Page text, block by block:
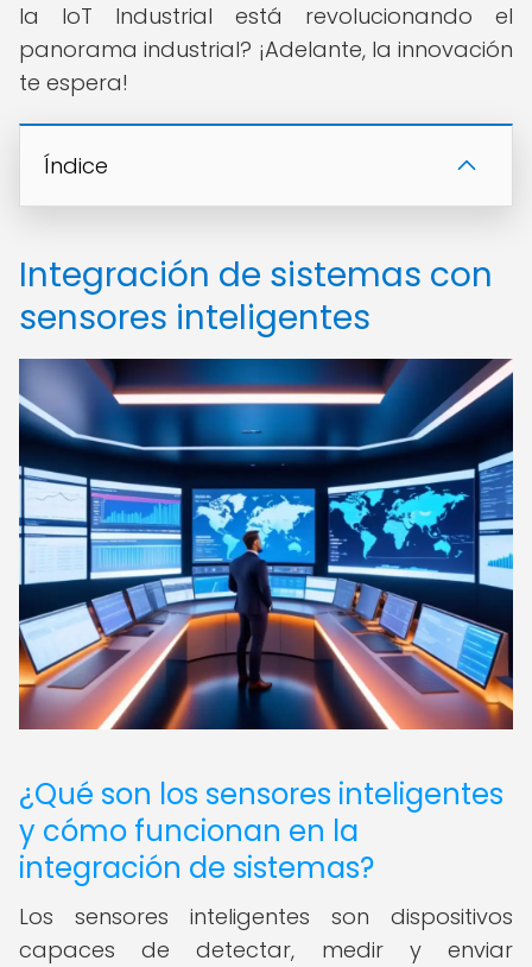
la IoT Industrial está revolucionando el
panorama industrial? ¡Adelante, la innovación
te espera!
Índice
Integración de sistemas con
sensores inteligentes
¿Qué son los sensores inteligentes
y cómo funcionan en la
integración de sistemas?
Los sensores inteligentes son dispositivos
capaces de detectar, medir y enviar